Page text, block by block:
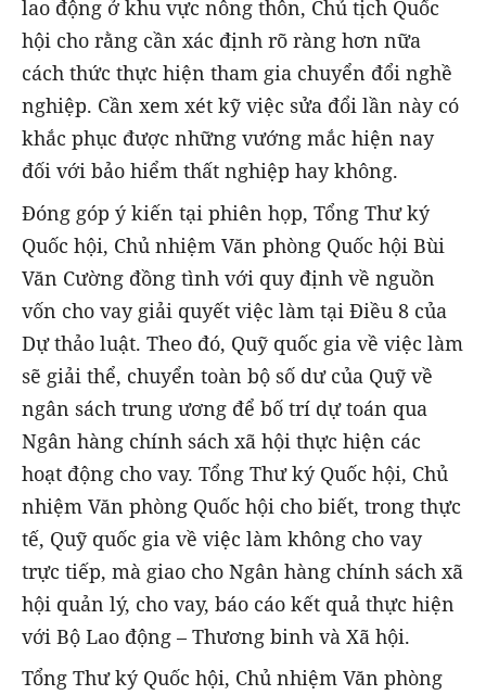
lao động ở khu vực nông thôn, Chủ tịch Quốc
hội cho rằng cần xác định rõ ràng hơn nữa
cách thức thực hiện tham gia chuyển đổi nghề
nghiệp. Cần xem xét kỹ việc sửa đổi lần này có
khắc phục được những vướng mắc hiện nay
đối với bảo hiểm thất nghiệp hay không.
Đóng góp ý kiến tại phiên họp, Tổng Thư ký
Quốc hội, Chủ nhiệm Văn phòng Quốc hội Bùi
Văn Cường đồng tình với quy định về nguồn
vốn cho vay giải quyết việc làm tại Điều 8 của
Dự thảo luật. Theo đó, Quỹ quốc gia về việc làm
sẽ giải thể, chuyển toàn bộ số dư của Quỹ về
ngân sách trung ương để bố trí dự toán qua
Ngân hàng chính sách xã hội thực hiện các
hoạt động cho vay. Tổng Thư ký Quốc hội, Chủ
nhiệm Văn phòng Quốc hội cho biết, trong thực
tế, Quỹ quốc gia về việc làm không cho vay
trực tiếp, mà giao cho Ngân hàng chính sách xã
hội quản lý, cho vay, báo cáo kết quả thực hiện
với Bộ Lao động – Thương binh và Xã hội.
Tổng Thư ký Quốc hội, Chủ nhiệm Văn phòng